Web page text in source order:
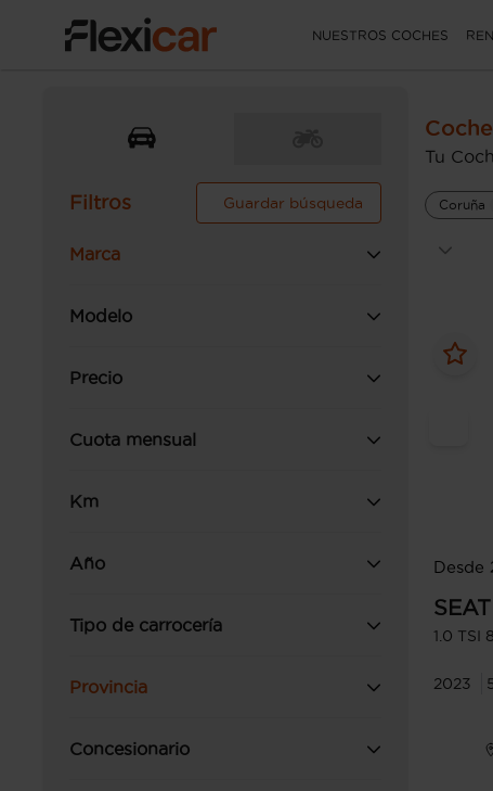
NUESTROS COCHES
Filtros Guardar búsqueda
Marca
Modelo
Precio
Cuota mensual
Km
Año
Tipo de carrocería
Provincia
Concesionario
Tu
Coruña
Desde
SEAT
1.0 TSI
2023